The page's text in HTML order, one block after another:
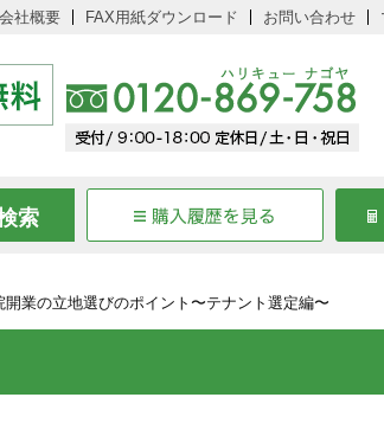
会社概要 FAX用紙ダウンロード お問い合わせ
業の立地選びのポイント〜テナント選定編〜